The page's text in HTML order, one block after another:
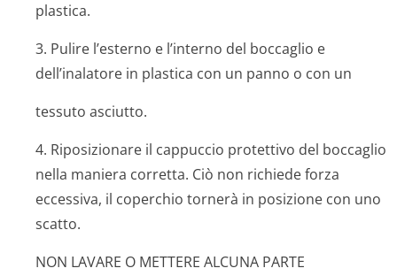
plastica.
3. Pulire l’esterno e l’interno del boccaglio e
dell’inalatore in plastica con un panno o con un
tessuto asciutto.
4. Riposizionare il cappuccio protettivo del boccaglio
nella maniera corretta. Ciò non richiede forza
eccessiva, il coperchio tornerà in posizione con uno
scatto.
NON LAVARE O METTERE ALCUNA PARTE